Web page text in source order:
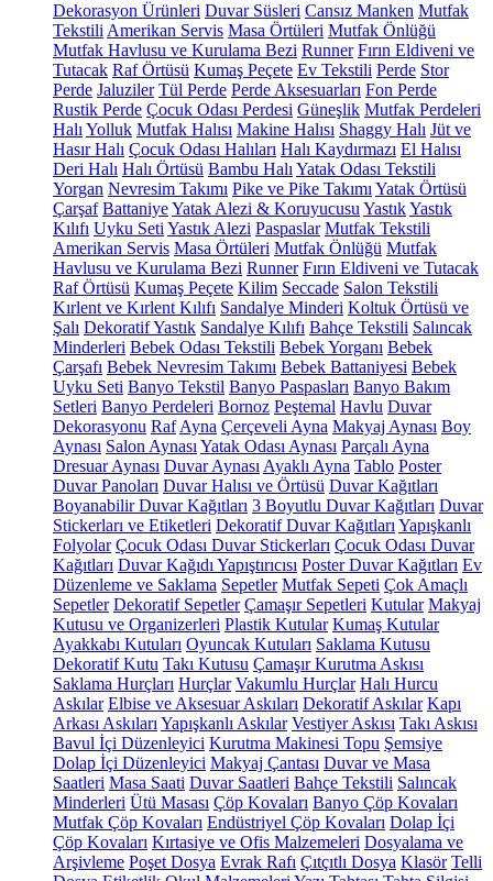
Dekorasyon Ürünleri Duvar Süsleri Cansız Manken Mutfak
Tekstili Amerikan Servis Masa Örtüleri Mutfak Önlüğü
Mutfak Havlusu ve Kurulama Bezi Runner Fırın Eldiveni ve
Tutacak Raf Örtüsü Kumaş Peçete Ev Tekstili Perde Stor
Perde Jaluziler Tül Perde Perde Aksesuarları Fon Perde
Rustik Perde Çocuk Odası Perdesi Güneşlik Mutfak Perdeleri
Halı Yolluk Mutfak Halısı Makine Halısı Shaggy Halı Jüt ve
Hasır Halı Çocuk Odası Halıları Halı Kaydırmazı El Halısı
Deri Halı Halı Örtüsü Bambu Halı Yatak Odası Tekstili
Yorgan Nevresim Takımı Pike ve Pike Takımı Yatak Örtüsü
Çarşaf BattaniyeYatak Alezi & Koruyucusu YastıkYastık
Kılıfı Uyku Seti Yastık Alezi Paspaslar Mutfak Tekstili
Amerikan Servis Masa Örtüleri Mutfak Önlüğü Mutfak
Havlusu ve Kurulama Bezi Runner Fırın Eldiveni ve Tutacak
Raf Örtüsü Kumaş Peçete Kilim Seccade Salon Tekstili
Kırlent ve Kırlent Kılıfı Sandalye Minderi Koltuk Örtüsü ve
Şalı Dekoratif Yastık Sandalye Kılıfı Bahçe Tekstili Salıncak
Minderleri Bebek Odası Tekstili Bebek Yorganı Bebek
Çarşafı Bebek Nevresim Takımı Bebek Battaniyesi Bebek
Uyku Seti Banyo Tekstil Banyo Paspasları Banyo Bakım
Setleri Banyo Perdeleri Bornoz Peştemal Havlu Duvar
Dekorasyonu Raf Ayna Çerçeveli Ayna Makyaj Aynası Boy
Aynası Salon Aynası Yatak Odası Aynası Parçalı Ayna
Dresuar Aynası Duvar Aynası Ayaklı Ayna Tablo Poster
Duvar Panoları Duvar Halısı ve Örtüsü Duvar Kağıtları
Boyanabilir Duvar Kağıtları 3 Boyutlu Duvar Kağıtları Duvar
Stickerları ve Etiketleri Dekoratif Duvar Kağıtları Yapışkanlı
Folyolar Çocuk Odası Duvar Stickerları Çocuk Odası Duvar
Kağıtları Duvar Kağıdı Yapıştırıcısı Poster Duvar Kağıtları Ev
Düzenleme ve Saklama Sepetler Mutfak Sepeti Çok Amaçlı
Sepetler Dekoratif Sepetler Çamaşır Sepetleri Kutular Makyaj
Kutusu ve Organizerleri Plastik Kutular Kumaş Kutular
Ayakkabı Kutuları Oyuncak Kutuları Saklama Kutusu
Dekoratif Kutu Takı Kutusu Çamaşır Kurutma Askısı
Saklama Hurçları Hurçlar Vakumlu Hurçlar Halı Hurcu
Askılar Elbise ve Aksesuar Askıları Dekoratif Askılar Kapı
Arkası Askıları Yapışkanlı Askılar Vestiyer Askısı Takı Askısı
Bavul İçi Düzenleyici Kurutma Makinesi Topu Şemsiye
Dolap İçi Düzenleyici Makyaj Çantası Duvar ve Masa
Saatleri Masa Saati Duvar Saatleri Bahçe Tekstili Salıncak
Minderleri Ütü Masası Çöp Kovaları Banyo Çöp Kovaları
Mutfak Çöp Kovaları Endüstriyel Çöp Kovaları Dolap İçi
Çöp Kovaları Kırtasiye ve Ofis Malzemeleri Dosyalama ve
Arşivleme Poşet Dosya Evrak Rafı Çıtçıtlı Dosya Klasör Telli